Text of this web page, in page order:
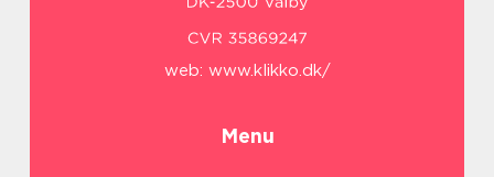
web: www.klikko.dk/
Menu